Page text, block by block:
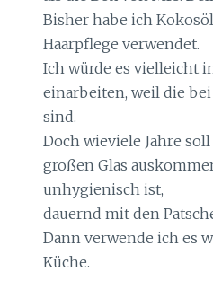
Bisher habe ich
Haarpflege verwendet.
Ich würde es vielleicht
einarbeiten, weil die
sind.
Doch wieviele Jahre
großen Glas
unhygienisch ist,
dauernd mit den
Dann verwende ich es
Küche.